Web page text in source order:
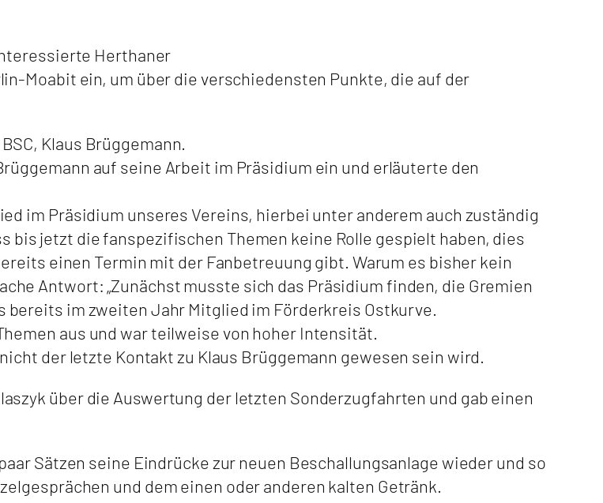
Herthaner
Moabit ein, um über die verschiedensten Punkte, die auf der
Klaus Brüggemann.
auf seine Arbeit im Präsidium ein und erläuterte den
im Präsidium unseres Vereins, hierbei unter anderem auch zuständig
bis jetzt die fanspezifischen Themen keine Rolle gespielt haben, dies
einen Termin mit der Fanbetreuung gibt. Warum es bisher kein
Antwort: „Zunächst musste sich das Präsidium finden, die Gremien
im zweiten Jahr Mitglied im Förderkreis Ostkurve.
aus und war teilweise von hoher Intensität.
der letzte Kontakt zu Klaus Brüggemann gewesen sein wird.
über die Auswertung der letzten Sonderzugfahrten und gab einen
Sätzen seine Eindrücke zur neuen Beschallungsanlage wieder und so
und dem einen oder anderen kalten Getränk.